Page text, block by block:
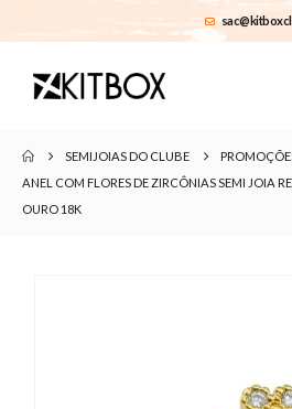
SEMIJOIAS DO CLUBE
ANEL COM FLORES DE ZIRCÔNIAS SEMI JOIA
OURO 18K